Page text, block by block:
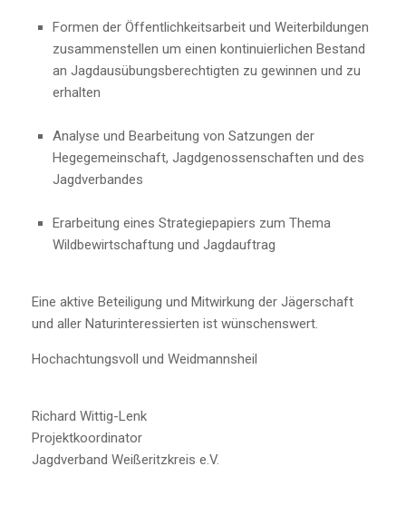
Formen der Öffentlichkeitsarbeit und Weiterbildungen
zusammenstellen um einen kontinuierlichen Bestand
an Jagdausübungsberechtigten zu gewinnen und zu
erhalten
Analyse und Bearbeitung von Satzungen der
Hegegemeinschaft, Jagdgenossenschaften und des
Jagdverbandes
Erarbeitung eines Strategiepapiers zum Thema
Wildbewirtschaftung und Jagdauftrag
Eine aktive Beteiligung und Mitwirkung der Jägerschaft
und aller Naturinteressierten ist wünschenswert.
Hochachtungsvoll und Weidmannsheil
Richard Wittig-Lenk
Projektkoordinator
Jagdverband Weißeritzkreis e.V.